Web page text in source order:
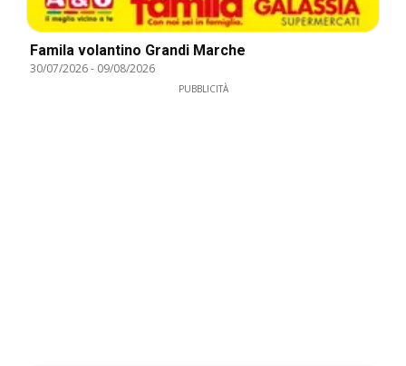
Famila volantino Grandi Marche
30/07/2026- 09/08/2026
PUBBLICITÀ